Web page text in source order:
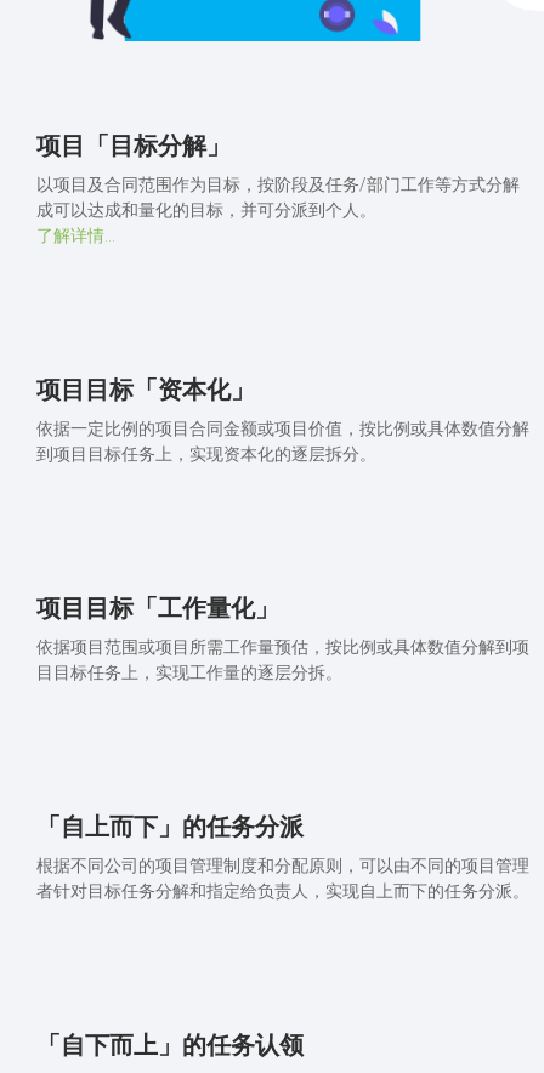
项目「目标分解」
以项目及合同范围作为目标，按阶段及任务/部门工作等方式分解
成可以达成和量化的目标，并可分派到个人。
了解详情...
项目目标「资本化」
依据一定比例的项目合同金额或项目价值，按比例或具体数值分解
到项目目标任务上，实现资本化的逐层拆分。
项目目标「工作量化」
依据项目范围或项目所需工作量预估，按比例或具体数值分解到项
目目标任务上，实现工作量的逐层分拆。
「自上而下」的任务分派
根据不同公司的项目管理制度和分配原则，可以由不同的项目管理
者针对目标任务分解和指定给负责人，实现自上而下的任务分派。
「自下而上」的任务认领